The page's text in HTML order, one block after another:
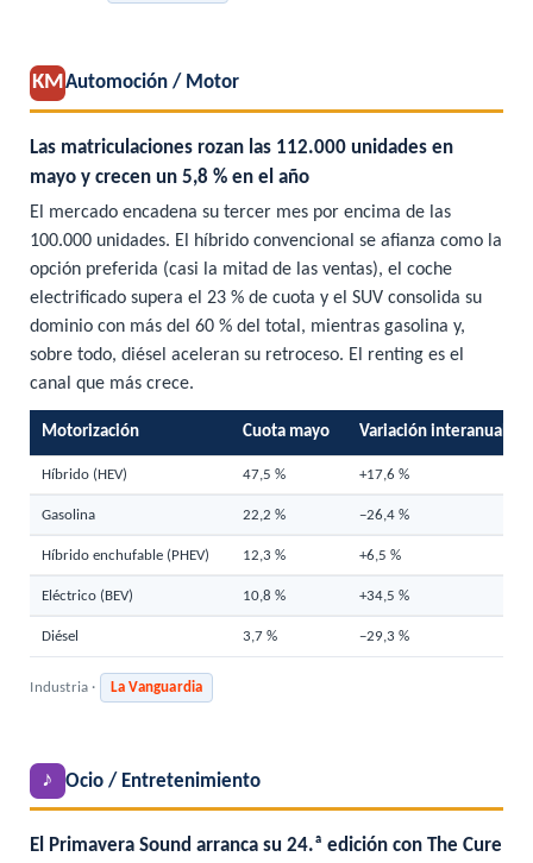
KM Automoción / Motor
Las matriculaciones rozan las 112.000 unidades en
mayo y crecen un 5,8 % en el año
El mercado encadena su tercer mes por encima de las
100.000 unidades. El híbrido convencional se afianza como la
opción preferida (casi la mitad de las ventas), el coche
electrificado supera el 23 % de cuota y el SUV consolida su
dominio con más del 60 % del total, mientras gasolina y,
sobre todo, diésel aceleran su retroceso. El renting es el
canal que más crece.
Motorización Cuota mayo Variación interanual
Híbrido (HEV) 47,5 % +17,6 %
Gasolina 22,2 % −26,4 %
Híbrido enchufable (PHEV) 12,3 % +6,5 %
Eléctrico (BEV) 10,8 % +34,5 %
Diésel 3,7 % −29,3 %
Industria · La Vanguardia
♪ Ocio / Entretenimiento
El Primavera Sound arranca su 24.ª edición con The Cure